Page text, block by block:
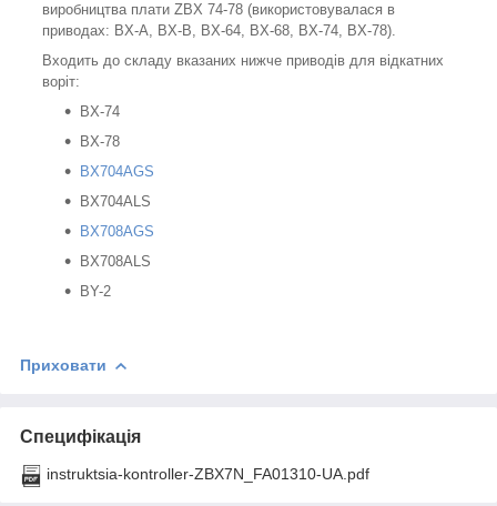
виробництва плати ZBX 74-78 (використовувалася в
приводах: BX-A, BX-B, BX-64, BX-68, BX-74, BX-78).
Входить до складу вказаних нижче приводів для відкатних
воріт:
BX-74
BX-78
BX704AGS
BX704ALS
BX708AGS
BX708ALS
BY-2
Приховати
Специфікація
instruktsia-kontroller-ZBX7N_FA01310-UA.pdf